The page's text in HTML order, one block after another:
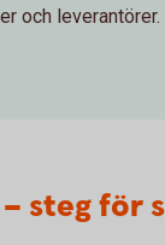
och leverantörer.
steg för